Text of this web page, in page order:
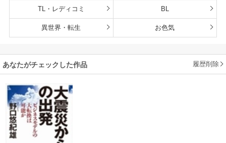
TL・レディコミ BL
異世界・転生 お色気
あなたがチェックした作品 履歴削除